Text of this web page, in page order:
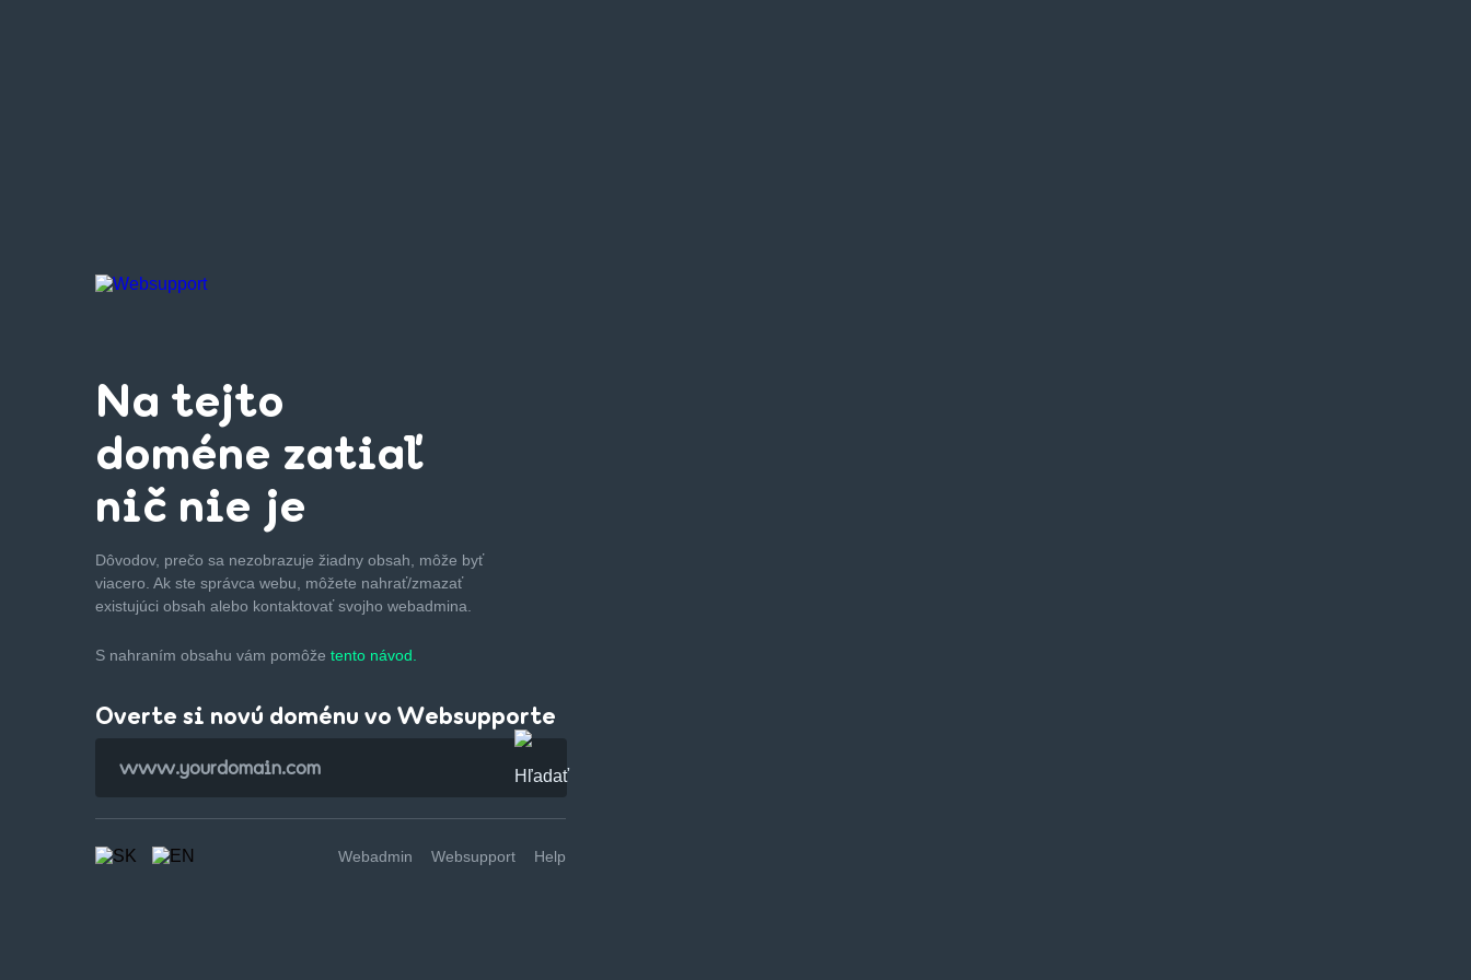
Na tejto
doméne zatiaľ
nič nie je
Dôvodov, prečo sa nezobrazuje žiadny obsah, môže byť
viacero. Ak ste správca webu, môžete nahrať/zmazať
existujúci obsah alebo kontaktovať svojho webadmina.
S nahraním obsahu vám pomôže tento návod.
Overte si novú doménu vo Websupporte
Webadmin Websupport Help